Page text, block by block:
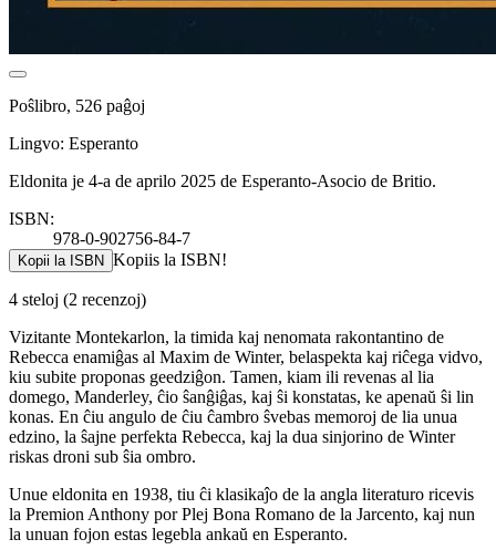
Poŝlibro, 526 paĝoj
Lingvo: Esperanto
Eldonita je 4-a de aprilo 2025 de Esperanto-Asocio de Britio.
ISBN:
978-0-902756-84-7
Kopii la ISBN Kopiis la ISBN!
4 steloj (2 recenzoj)
Vizitante Montekarlon, la timida kaj nenomata rakontantino de
Rebecca enamiĝas al Maxim de Winter, belaspekta kaj riĉega vidvo,
kiu subite proponas geedziĝon. Tamen, kiam ili revenas al lia
domego, Manderley, ĉio ŝanĝiĝas, kaj ŝi konstatas, ke apenaŭ ŝi lin
konas. En ĉiu angulo de ĉiu ĉambro ŝvebas memoroj de lia unua
edzino, la ŝajne perfekta Rebecca, kaj la dua sinjorino de Winter
riskas droni sub ŝia ombro.
Unue eldonita en 1938, tiu ĉi klasikaĵo de la angla literaturo ricevis
la Premion Anthony por Plej Bona Romano de la Jarcento, kaj nun
la unuan fojon estas legebla ankaŭ en Esperanto.